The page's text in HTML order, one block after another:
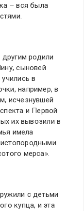
– вся была
другим родили
сыновей
в
например, в
исчезнувшей
и Первой
их вывозили в
имела
мерса».
с детьми
купца, и эта